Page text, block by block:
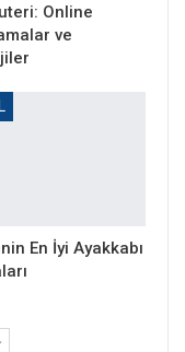
Online
ve
En İyi Ayakkabı